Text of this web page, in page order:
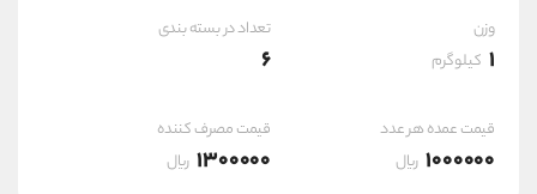
وزن
1 کیلوگرم
تعداد در بسته بندی
6
قیمت عمده هر عدد
1000000 ریال
قیمت مصرف کننده
1300000 ریال